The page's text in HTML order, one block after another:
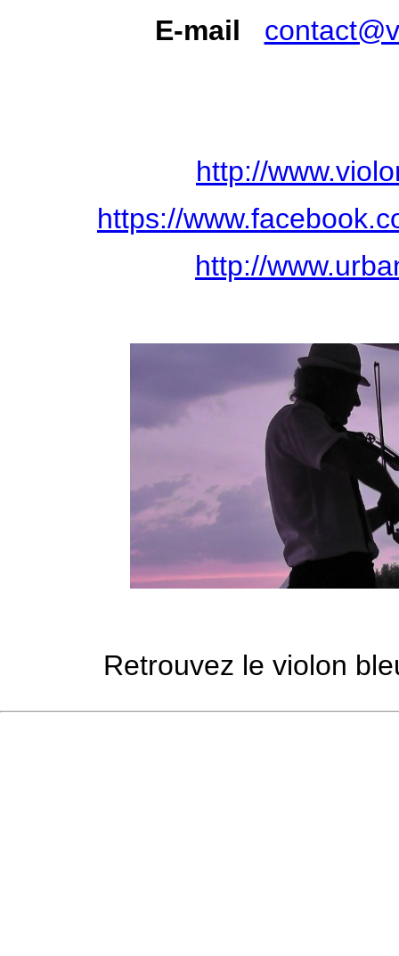
E-mail
http://
https://
http://
Retrouvez le violon